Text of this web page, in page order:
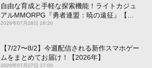
自由な育成と手軽な探索機能！ライトカジュ
アルMMORPG『勇者連盟：暁の遠征』【最
新作PICKUP】
2026年07月28日 18:20
【7/27〜8/2】今週配信される新作スマホゲー
ムをまとめてお届け！【2026年】
2026年07月27日 17:00